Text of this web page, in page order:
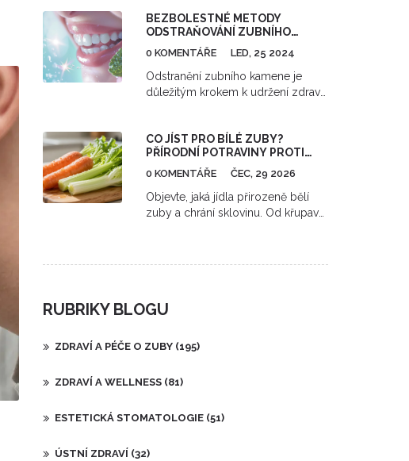
a proč to stojí za to změnit.
BEZBOLESTNÉ METODY
ODSTRAŇOVÁNÍ ZUBNÍHO
KAMENE PRO ZDRAVÝ ÚSMĚV
0 KOMENTÁŘE LED, 25 2024
Odstranění zubního kamene je
důležitým krokem k udržení zdraví
metodách, které pomohou udržet
váš úsměv krásný a zdravý.
Vyvrátíme mýty a poskytneme
zubního kamene a jaké existují
moderní technologie pro jeho
CO JÍST PRO BÍLÉ ZUBY?
PŘÍRODNÍ POTRAVINY PROTI
ŽLOUTNUTÍ A SKVRNÁM
0 KOMENTÁŘE ČEC, 29 2026
Objevte, jaká jídla přirozeně bělí
zuby a chrání sklovinu. Od křupavé
RUBRIKY BLOGU
ZDRAVÍ A PÉČE O ZUBY (195)
ZDRAVÍ A WELLNESS (81)
ESTETICKÁ STOMATOLOGIE (51)
ÚSTNÍ ZDRAVÍ (32)